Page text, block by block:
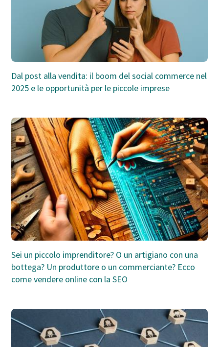
Dal post alla vendita: il boom del social commerce nel
2025 e le opportunità per le piccole imprese
Sei un piccolo imprenditore? O un artigiano con una
bottega? Un produttore o un commerciante? Ecco
come vendere online con la SEO